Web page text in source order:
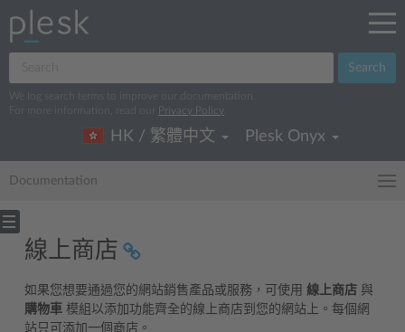
Search
We log search terms to improve our documentation.
For more information, read our
Privacy Policy
HK / 繁體中文 Plesk Onyx
Documentation
線上商店
如果您想要通過您的網站銷售產品或服務，可使用 線上商店 與
購物車 模組以添加功能齊全的線上商店到您的網站上。每個網
站只可添加一個商店。